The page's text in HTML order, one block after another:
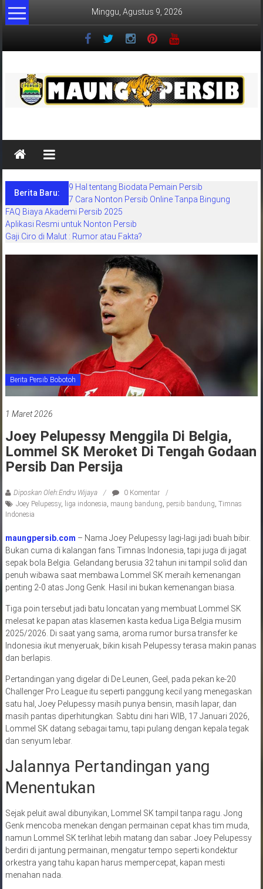
Lompat
ke
Minggu, Agustus 9, 2026
Maung
Persib
situs
berita
khusus
sepakbola
Berita Baru:
9 Hal tentang Biodata Pemain Persib
7 Cara Nonton Persib Online Tanpa Bingung
FAQ Biaya Akademi Persib 2025
Aplikasi Resmi untuk Nonton Persib
Gaji Ciro di Malut : Rumor atau Fakta?
Berita Persib Bobotoh
1 Maret 2026
Joey Pelupessy Menggila Di Belgia,
Lommel SK Meroket Di Tengah Godaan
Persib Dan Persija
Diposkan Oleh:Endru Wijaya
0 Komentar
Joey Pelupessy, liga indonesia maung bandung persib bandung Timnas
Indonesia
maungpersib.com – Nama Joey Pelupessy lagi-lagi jadi buah bibir.
Bukan cuma di kalangan fans Timnas Indonesia, tapi juga di jagat
sepak bola Belgia. Gelandang berusia 32 tahun ini tampil solid dan
penuh wibawa saat membawa Lommel SK meraih kemenangan
penting 2-0 atas Jong Genk. Hasil ini bukan kemenangan biasa.
Tiga poin tersebut jadi batu loncatan yang membuat Lommel SK
melesat ke papan atas klasemen kasta kedua Liga Belgia musim
2025/2026. Di saat yang sama, aroma rumor bursa transfer ke
Indonesia ikut menyeruak, bikin kisah Pelupessy terasa makin panas
dan berlapis.
Pertandingan yang digelar di De Leunen, Geel, pada pekan ke-20
Challenger Pro League itu seperti panggung kecil yang menegaskan
satu hal, Joey Pelupessy masih punya bensin, masih lapar, dan
masih pantas diperhitungkan. Sabtu dini hari WIB, 17 Januari 2026,
Lommel SK datang sebagai tamu, tapi pulang dengan kepala tegak
dan senyum lebar.
Jalannya Pertandingan yang
Menentukan
Sejak peluit awal dibunyikan, Lommel SK tampil tanpa ragu. Jong
Genk mencoba menekan dengan permainan cepat khas tim muda,
namun Lommel SK terlihat lebih matang dan sabar. Joey Pelupessy
berdiri di jantung permainan, mengatur tempo seperti kondektur
orkestra yang tahu kapan harus mempercepat, kapan mesti
menahan nada.